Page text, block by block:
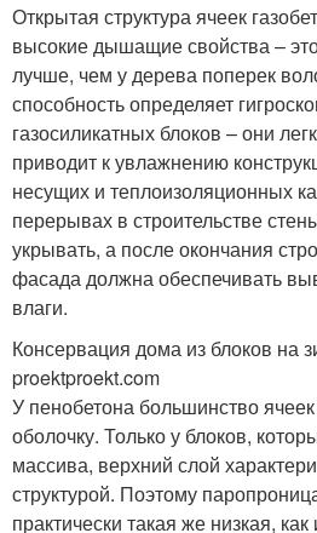
Открытая структура ячеек
высокие дышащие свойства –
лучше, чем у дерева поперек
способность определяет
газосиликатных блоков – они
приводит к увлажнению
несущих и теплоизоляционных
перерывах в строительстве
укрывать, а после окончания
фасада должна обеспечивать
влаги.
Консервация дома из блоков на
proektproekt.com
У пенобетона большинство
оболочку. Только у блоков,
массива, верхний слой
структурой. Поэтому
практически такая же низкая,